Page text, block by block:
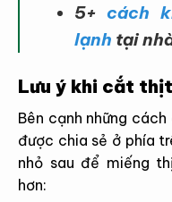
5+cách
lạnh tại
Lưu ý khi cắt
Bên cạnh những
được chia sẻ ở phía
nhỏ sau để miếng
hơn: